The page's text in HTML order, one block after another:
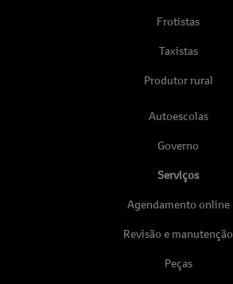
Frotistas
Taxistas
Produtor rural
Autoescolas
Governo
Serviços
Agendamento online
Revisão e manutenção
Peças